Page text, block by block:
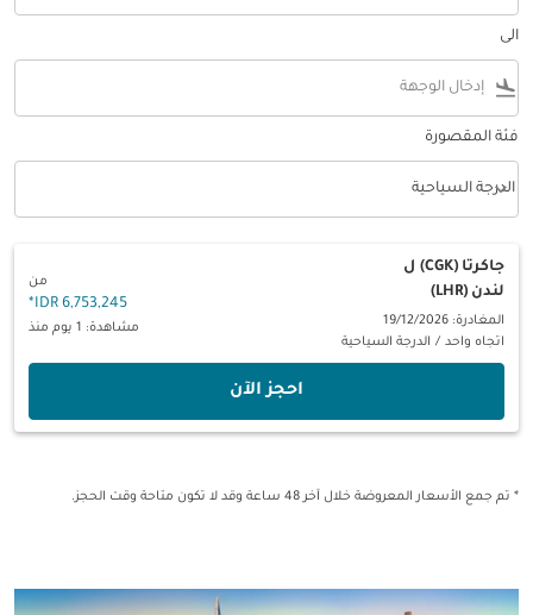
الى
flight_land
فئة المقصورة
فئة المقصورة option الدرجة السياحية Selected
الدرجة السياحية
keyboard_arrow_down
جاكرتا (CGK)
ل
لندن (LHR)
المغادرة: 19/12/2026
اتجاه واحد / الدرجة السياحية
من
6,753,245 IDR
*
مشاهدة: 1 يوم منذ
‫احجز الآن‬
* تم جمع الأسعار المعروضة خلال آخر 48 ساعة وقد لا تكون متاحة وقت الحجز.